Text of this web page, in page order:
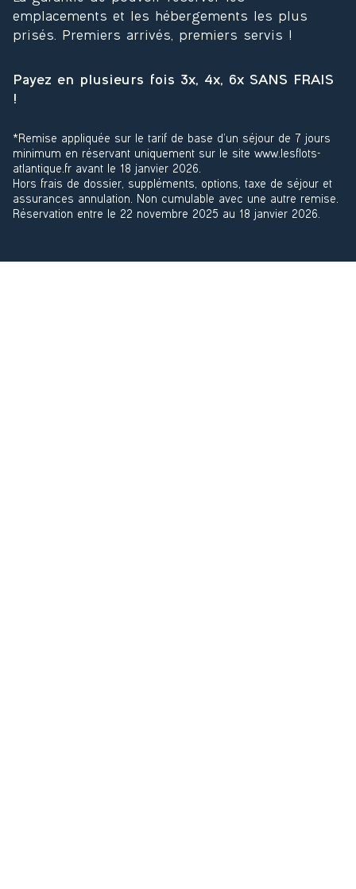
emplacements et les hébergements les plus
prisés. Premiers arrivés, premiers servis !
Payez en plusieurs fois 3x, 4x, 6x SANS FRAIS
!
*Remise appliquée sur le tarif de base d’un séjour de 7 jours
minimum en réservant uniquement sur le site www.lesflots-
atlantique.fr avant le 18 janvier 2026.
Hors frais de dossier, suppléments, options, taxe de séjour et
assurances annulation. Non cumulable avec une autre remise.
Réservation entre le 22 novembre 2025 au 18 janvier 2026.